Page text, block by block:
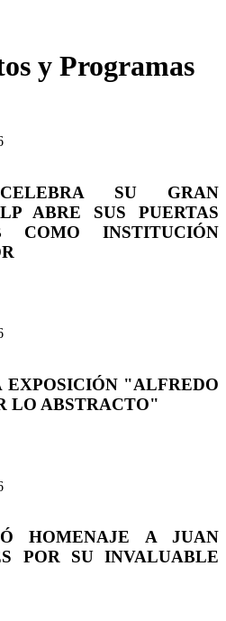
y Programas
SU GRAN
ABRE SUS PUERTAS
INSTITUCIÓN
"ALFREDO
LO ABSTRACTO"
HOMENAJE A JUAN
POR SU INVALUABLE